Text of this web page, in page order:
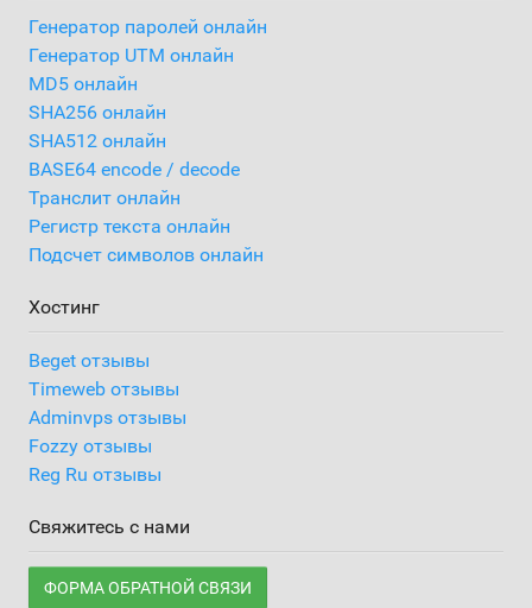
Генератор паролей онлайн
Генератор UTM онлайн
MD5 онлайн
SHA256 онлайн
SHA512 онлайн
BASE64 encode / decode
Транслит онлайн
Регистр текста онлайн
Подсчет символов онлайн
Хостинг
Beget отзывы
Timeweb отзывы
Adminvps отзывы
Fozzy отзывы
Reg Ru отзывы
Свяжитесь с нами
ФОРМА ОБРАТНОЙ СВЯЗИ